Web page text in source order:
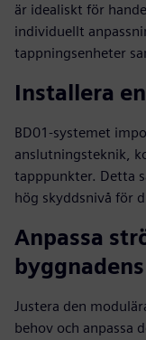
är idealiskt för
individuellt
tappningsenheter
Installera
BD01-systemet
anslutningsteknik,
tapppunkter. Detta
hög skyddsnivå för
Anpassa
Justera den
behov och anpassa